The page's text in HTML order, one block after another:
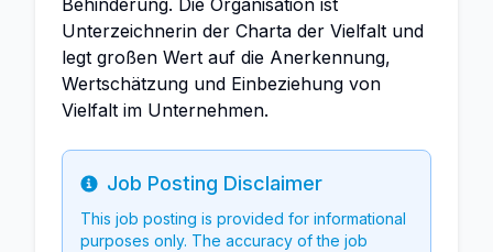
Behinderung. Die Organisation ist
Unterzeichnerin der Charta der Vielfalt und
legt großen Wert auf die Anerkennung,
Wertschätzung und Einbeziehung von
Vielfalt im Unternehmen.
Info
Job Posting Disclaimer
This job posting is provided for informational
purposes only. The accuracy of the job